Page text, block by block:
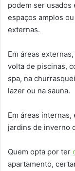
podem ser usados
espaços amplos
externas.
Em áreas
volta de piscinas,
spa, na
lazer ou na sauna.
Em áreas internas,
jardins de inverno
Quem opta por ter
apartamento,